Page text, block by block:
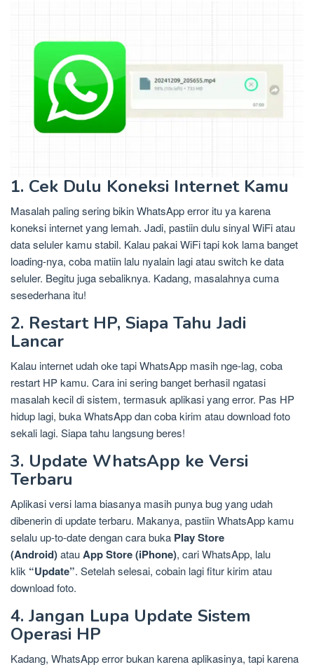
1. Cek Dulu Koneksi Internet Kamu
Masalah paling sering bikin WhatsApp error itu ya karena
koneksi internet yang lemah. Jadi, pastiin dulu sinyal WiFi atau
data seluler kamu stabil. Kalau pakai WiFi tapi kok lama banget
loading-nya, coba matiin lalu nyalain lagi atau switch ke data
seluler. Begitu juga sebaliknya. Kadang, masalahnya cuma
sesederhana itu!
2. Restart HP, Siapa Tahu Jadi
Lancar
Kalau internet udah oke tapi WhatsApp masih nge-lag, coba
restart HP kamu. Cara ini sering banget berhasil ngatasi
masalah kecil di sistem, termasuk aplikasi yang error. Pas HP
hidup lagi, buka WhatsApp dan coba kirim atau download foto
sekali lagi. Siapa tahu langsung beres!
3. Update WhatsApp ke Versi
Terbaru
Aplikasi versi lama biasanya masih punya bug yang udah
dibenerin di update terbaru. Makanya, pastiin WhatsApp kamu
selalu up-to-date dengan cara buka Play Store
(Android)atauApp Store (iPhone), cari WhatsApp, lalu
klik “Update”. Setelah selesai, cobain lagi fitur kirim atau
download foto.
4. Jangan Lupa Update Sistem
Operasi HP
Kadang, WhatsApp error bukan karena aplikasinya, tapi karena